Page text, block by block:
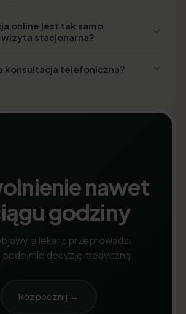
online jest tak samo
stacjonarna?
konsultacja telefoniczna?
nawet
godziny
a lekarz przeprowadzi
podejmie decyzję medyczną.
Rozpocznij →